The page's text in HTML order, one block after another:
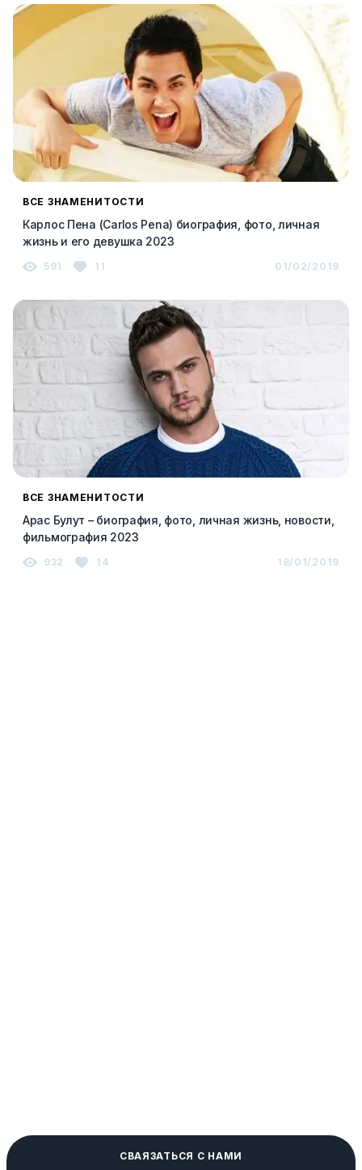
ВСЕ ЗНАМЕНИТОСТИ
Карлос Пена (Carlos Pena) биография, фото, личная
жизнь и его девушка 2023
591 11 01/02/2019
ВСЕ ЗНАМЕНИТОСТИ
Арас Булут – биография, фото, личная жизнь, новости,
фильмография 2023
932 14 18/01/2019
СВАЯЗАТЬСЯ С НАМИ